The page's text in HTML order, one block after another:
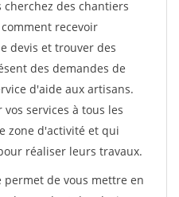
des chantiers
recevoir
devis et trouver des
des demandes de
d'aide aux artisans.
services à tous les
zone d'activité et qui
réaliser leurs travaux.
de vous mettre en